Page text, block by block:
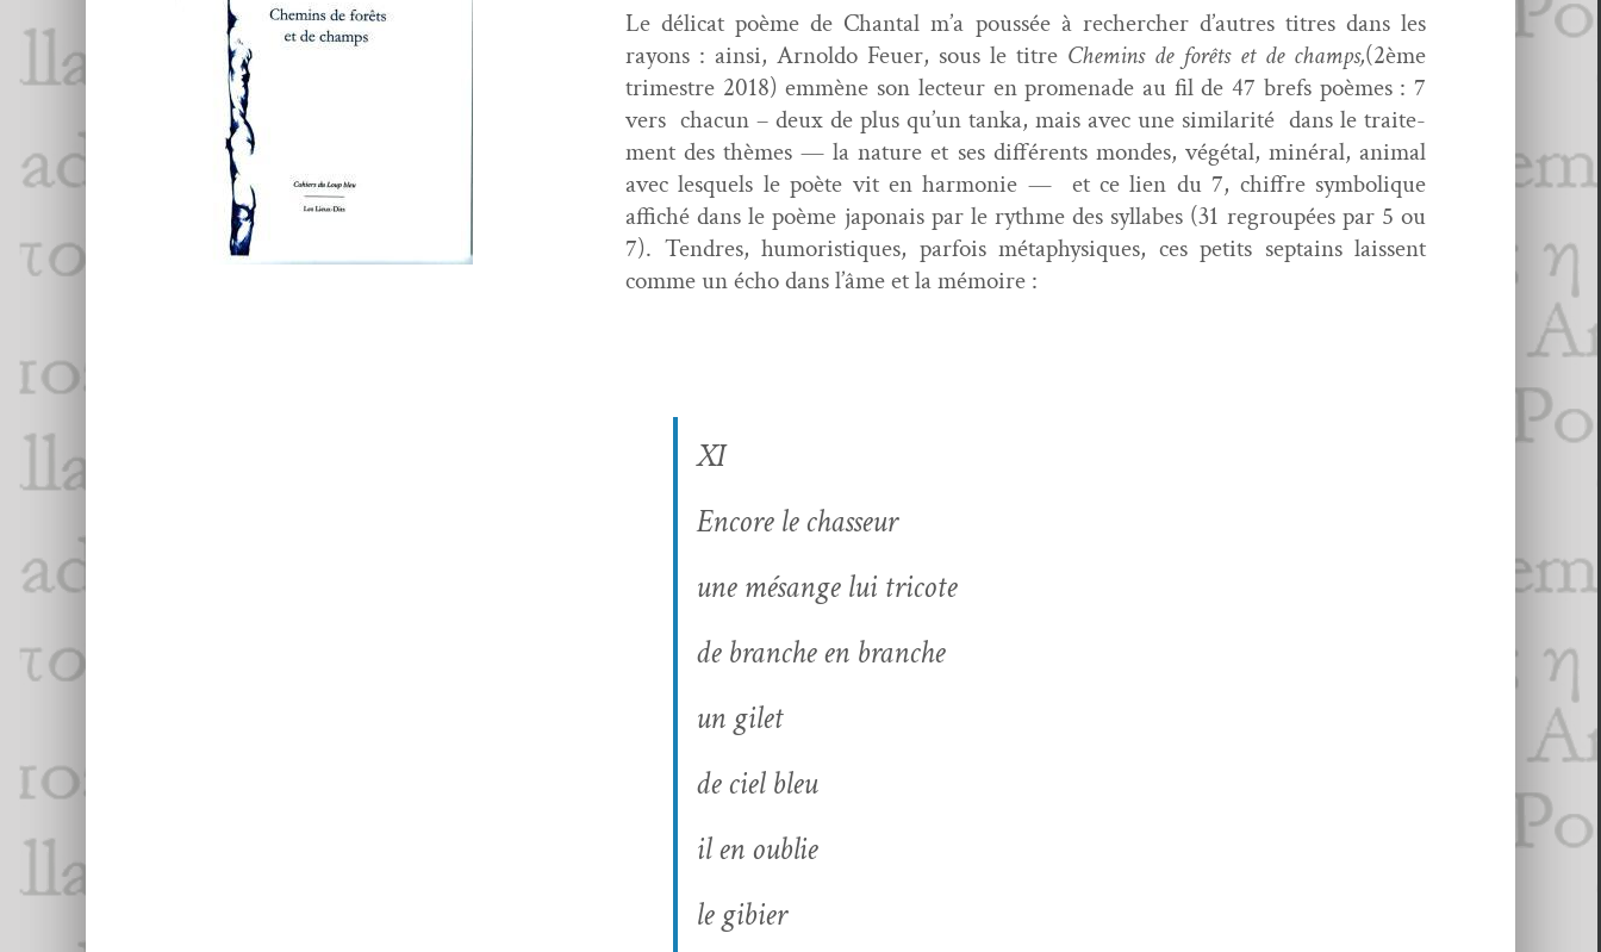
Le déli­cat poème de Chan­tal m’a poussée à rechercher d’autres titres dans les
rayons : ain­si, Arnol­do Feuer, sous le titre Chemins de forêts et de champs,(2ème
trimestre 2018) emmène son lecteur en prom­e­nade au fil de 47 brefs poèmes : 7
vers cha­cun – deux de plus qu’un tan­ka, mais avec une sim­i­lar­ité dans le traite­
ment des thèmes — la nature et ses dif­férents mon­des, végé­tal, minéral, ani­mal
avec lesquels le poète vit en har­monie — et ce lien du 7, chiffre sym­bol­ique
affiché dans le poème japon­ais par le rythme des syl­labes (31 regroupées par 5 ou
7). Ten­dres, humoris­tiques, par­fois méta­physiques, ces petits sep­tains lais­sent
comme un écho dans l’âme et la mémoire :
XI
Encore le chasseur
une mésange lui tricote
de branche en branche
un gilet
de ciel bleu
il en oublie
le gibier